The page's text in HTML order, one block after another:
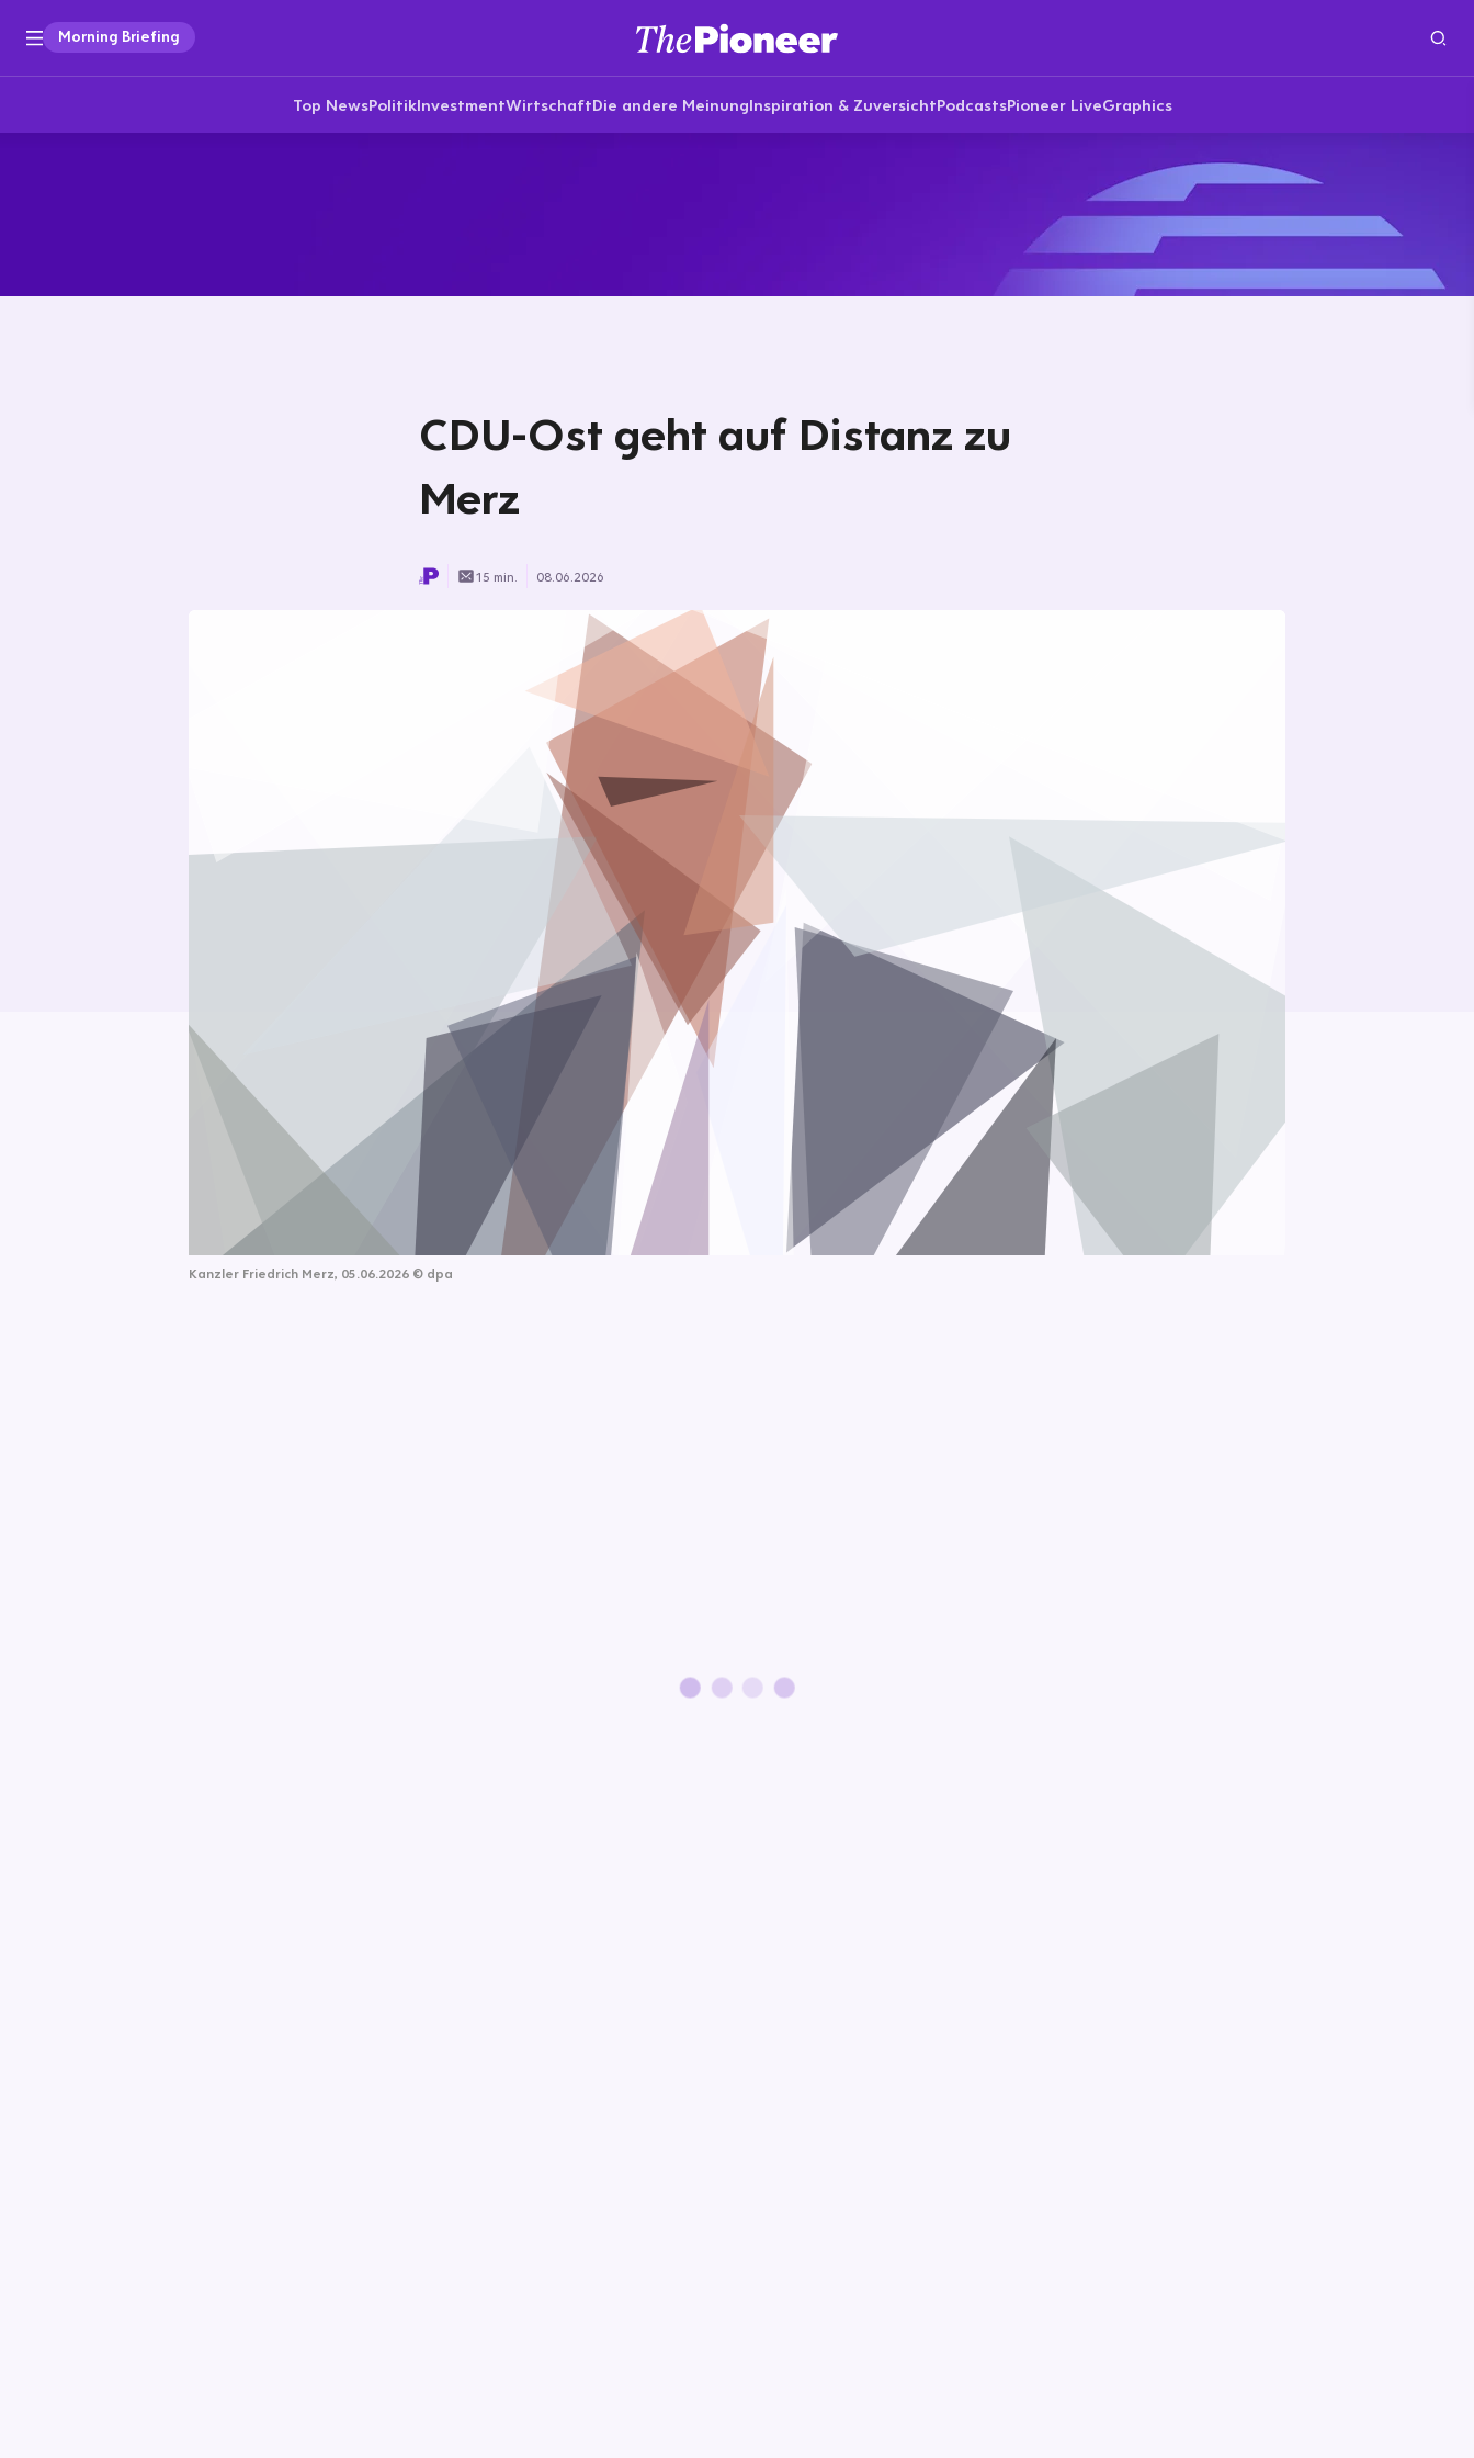
Morning Briefing
Top NewsPolitikInvestmentWirtschaftDie andere MeinungInspiration & ZuversichtPodcastsPioneer LiveGraphics
CDU-Ost geht auf Distanz zu
Merz
15 min. 08.06.2026
Kanzler Friedrich Merz, 05.06.2026 © dpa